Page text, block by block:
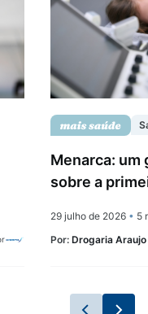
Menarca: um
sobre a
29 julho de 2026 • 5
Por: Drogaria Araujo